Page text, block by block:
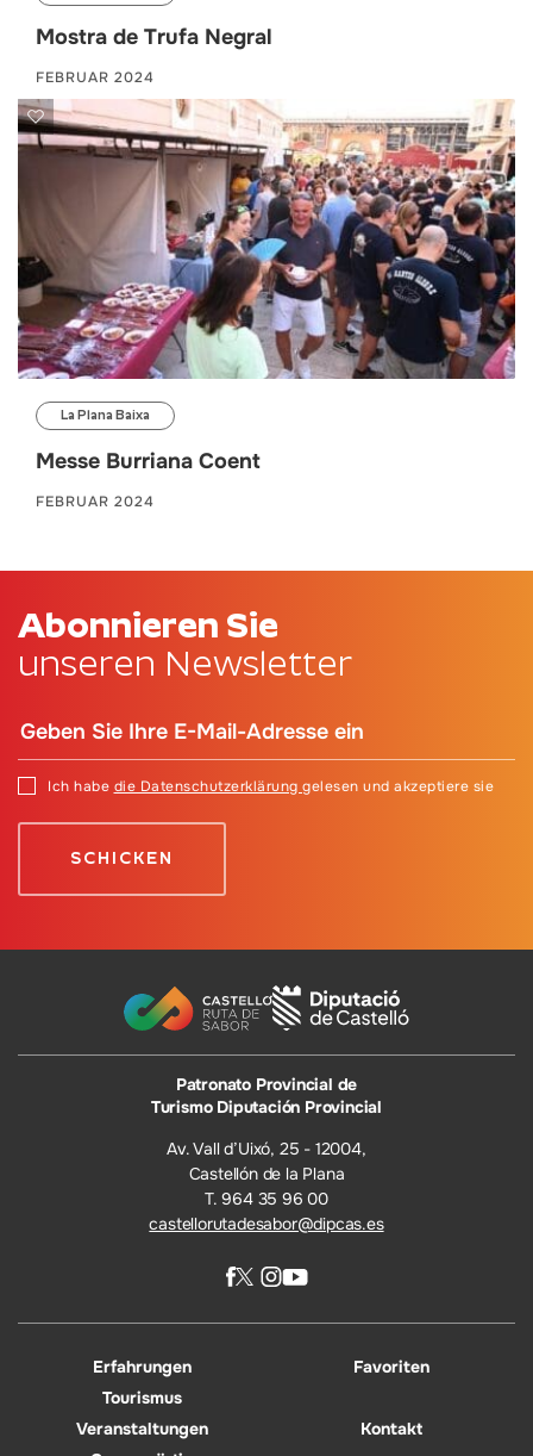
Mostra de Trufa Negral
FEBRUAR 2024
La Plana Baixa
Messe Burriana Coent
FEBRUAR 2024
Abonnieren Sie
unseren Newsletter
Ich habe die Datenschutzerklärung gelesen und akzeptiere sie
Patronato Provincial de
Turismo Diputación Provincial
Av. Vall d’Uixó, 25 - 12004,
Castellón de la Plana
T. 964 35 96 00
castellorutadesabor@dipcas.es
Erfahrungen
Tourismus
Veranstaltungen
Favoriten
Kontakt